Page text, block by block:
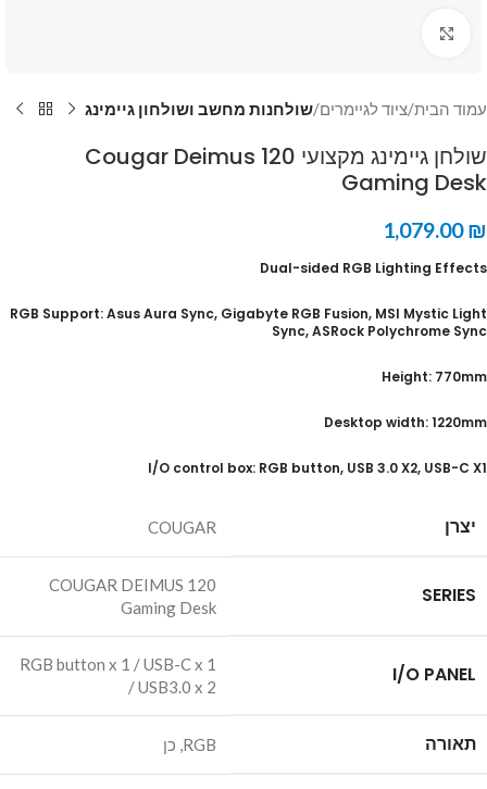
עמוד הבית ציוד לגיימרים שולחנות מחשב ושולחון גיימינג
שולחן גיימינג מקצועי Cougar Deimus 120
Gaming Desk
1,079.00₪
Dual-sided RGB Lighting Effects
RGB Support: Asus Aura Sync, Gigabyte RGB Fusion, MSI Mystic Light
Sync, ASRock Polychrome Sync
Height: 770mm
Desktop width: 1220mm
I/O control box: RGB button, USB 3.0 X2, USB-C X1
יצרן COUGAR
SERIES
COUGAR DEIMUS 120
Gaming Desk
I/O PANEL
RGB button x 1 / USB-C x 1
/ USB3.0 x 2
תאורה RGB
, כן